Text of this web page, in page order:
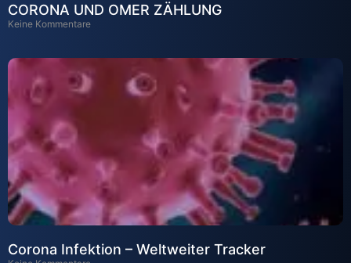
CORONA UND OMER ZÄHLUNG
Keine Kommentare
Corona Infektion – Weltweiter Tracker